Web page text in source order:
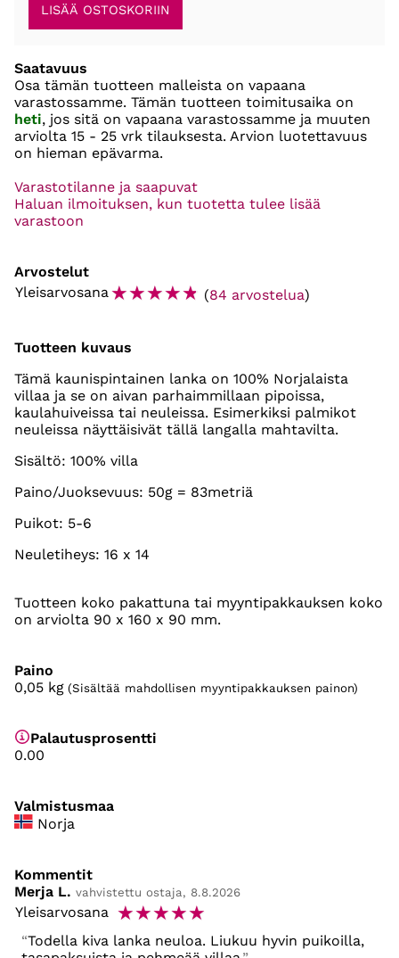
Saatavuus
Osa tämän tuotteen malleista on vapaana
varastossamme. Tämän tuotteen toimitusaika on
heti, jos sitä on vapaana varastossamme ja muuten
arviolta 15 - 25 vrk tilauksesta. Arvion luotettavuus
on hieman epävarma.
Varastotilanne ja saapuvat
Haluan ilmoituksen, kun tuotetta tulee lisää
varastoon
Arvostelut
Yleisarvosana☆☆☆☆☆ (84 arvostelua)
Tuotteen kuvaus
Tämä kaunispintainen lanka on 100% Norjalaista
villaa ja se on aivan parhaimmillaan pipoissa,
kaulahuiveissa tai neuleissa. Esimerkiksi palmikot
neuleissa näyttäisivät tällä langalla mahtavilta.
Sisältö: 100% villa
Paino/Juoksevuus: 50g = 83metriä
Puikot: 5-6
Neuletiheys: 16 x 14
Tuotteen koko pakattuna tai myyntipakkauksen koko
on arviolta 90 x 160 x 90 mm.
Paino
0,05 kg (Sisältää mahdollisen myyntipakkauksen painon)
Palautusprosentti
0.00
Valmistusmaa
Norja
Kommentit
Merja L. vahvistettu ostaja, 8.8.2026
Yleisarvosana ☆☆☆☆☆
Todella kiva lanka neuloa. Liukuu hyvin puikoilla,